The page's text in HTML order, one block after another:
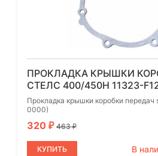
ПРОКЛАДКА КРЫШКИ
СТЕЛС 400/450H 11323-
Прокладка крышки коробки
0000)
320 ₽ 463₽
КУПИТЬ В